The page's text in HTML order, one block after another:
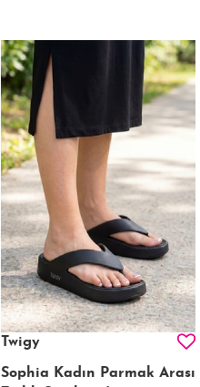
Twigy
Sophia Kadın Parmak Arası